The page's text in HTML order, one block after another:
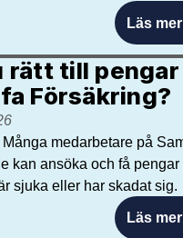
Läs mer
rätt till pengar
Försäkring?
medarbetare på
kan ansöka och få pengar
sjuka eller har skadat sig.
Läs mer